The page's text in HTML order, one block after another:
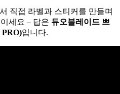
직접 라벨과 스티커를 만들며
세요 – 답은 듀오블레이드 쁘
입니다.